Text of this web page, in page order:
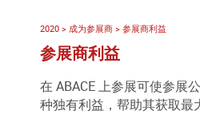
2020 > 成为参展商 > 参展商利益
参展商利益
在 ABACE 上参展可使参展
种独有利益，帮助其获取最